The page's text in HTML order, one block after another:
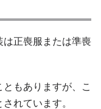
は正喪服または準喪
もありますが、こ
れています。